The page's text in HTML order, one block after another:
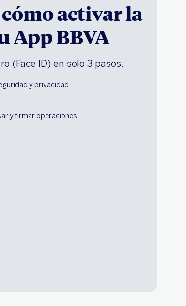
activar la
App BBVA
(Face ID) en solo 3 pasos.
y privacidad
y firmar operaciones